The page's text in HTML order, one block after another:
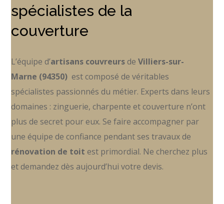
spécialistes de la
couverture
L’équipe d’artisans couvreurs deVilliers-sur-
Marne (94350) est composé de véritables
spécialistes passionnés du métier. Experts dans leurs
domaines : zinguerie, charpente et couverture n’ont
plus de secret pour eux. Se faire accompagner par
une équipe de confiance pendant ses travaux de
rénovation de toit est primordial. Ne cherchez plus
et demandez dès aujourd’hui votre devis.